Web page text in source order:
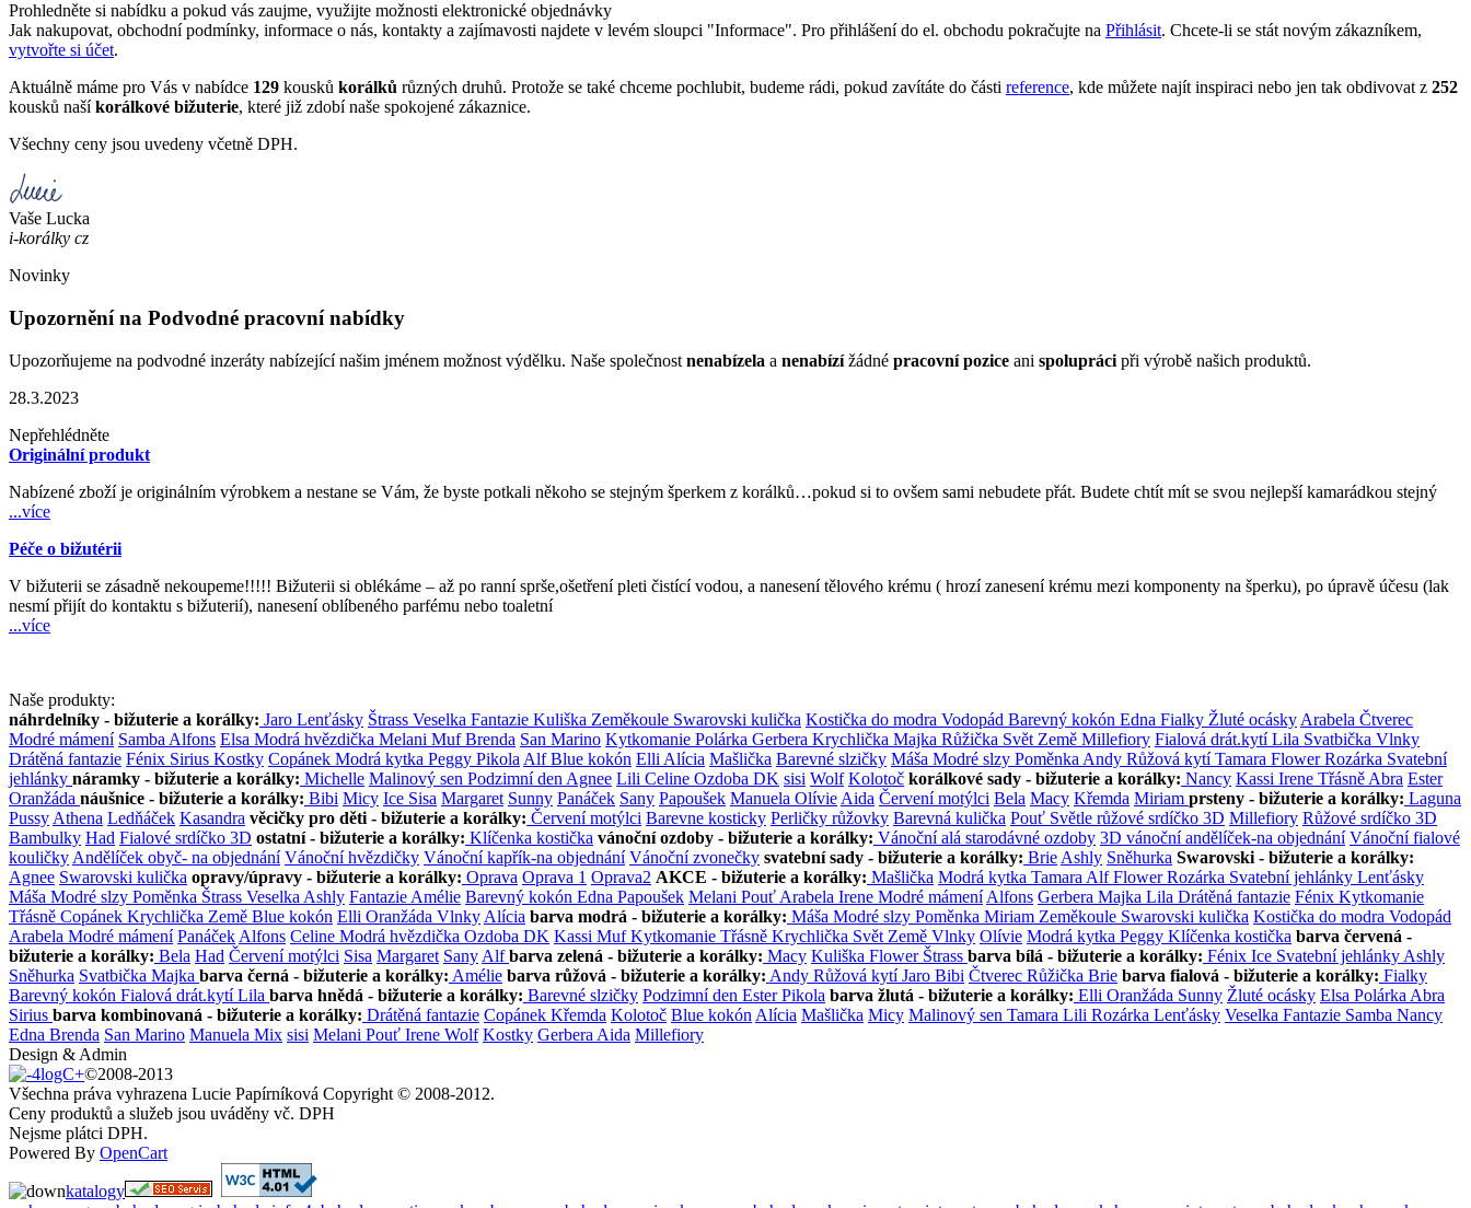
Prohledněte si nabídku a pokud vás zaujme, využijte možnosti elektronické objednávky
Jak nakupovat, obchodní podmínky, informace o nás, kontakty a zajímavosti najdete v levém sloupci "Informace". Pro přihlášení do el. obchodu pokračujte na Přihlásit. Chcete-li se stát novým zákazníkem,
vytvořte si účet.
Aktuálně máme pro Vás v nabídce 129 kousků korálků různých druhů. Protože se také chceme pochlubit, budeme rádi, pokud zavítáte do části reference, kde můžete najít inspiraci nebo jen tak obdivovat z 252
kousků našíkorálkové bižuterie, které již zdobí naše spokojené zákaznice.
Všechny ceny jsou uvedeny včetně DPH.
Vaše Lucka
i-korálky cz
Novinky
Upozornění na Podvodné pracovní nabídky
Upozorňujeme na podvodné inzeráty nabízející našim jménem možnost výdělku. Naše společnost nenabízela a nenabízížádné pracovní pozice ani spolupráci při výrobě našich produktů.
28.3.2023
Nepřehlédněte
Originální produkt
Nabízené zboží je originálním výrobkem a nestane se Vám, že byste potkali někoho se stejným šperkem z korálků…pokud si to ovšem sami nebudete přát. Budete chtít mít se svou nejlepší kamarádkou stejný
...více
Péče o bižutérii
V bižuterii se zásadně nekoupeme!!!!! Bižuterii si oblékáme – až po ranní sprše,ošetření pleti čistící vodou, a nanesení tělového krému ( hrozí zanesení krému mezi komponenty na šperku), po úpravě účesu (lak
nesmí přijít do kontaktu s bižuterií), nanesení oblíbeného parfému nebo toaletní
...více
Naše produkty:
náhrdelníky - bižuterie a korálky: Jaro Lenťásky Štrass Veselka Fantazie Kuliška Zeměkoule Swarovski kulička Kostička do modra Vodopád Barevný kokón Edna Fialky Žluté ocásky Arabela Čtverec
Modré mámení Samba Alfons Elsa Modrá hvězdička Melani MufBrenda San Marino Kytkomanie Polárka Gerbera Krychlička Majka Růžička Svět Země Millefiory Fialová drát.kytíLila Svatbička Vlnky
Drátěná fantazie Fénix Sirius Kostky Copánek Modrá kytka Peggy Pikola AlfBlue kokón Elli Alícia Mašlička Barevné slzičky Máša Modré slzy Poměnka Andy Růžová kytíTamara FlowerRozárka Svatební
jehlánky náramky - bižuterie a korálky: Michelle Malinový sen Podzimní den Agnee Lili Celine Ozdoba DK sisi Wolf Kolotoč korálkové sady - bižuterie a korálky: Nancy Kassi Irene Třásně Abra Ester
Oranžáda náušnice - bižuterie a korálky: Bibi Micy Ice Sisa Margaret Sunny Panáček Sany Papoušek Manuela Olívie Aida Červení motýlci Bela Macy Křemda Miriam prsteny - bižuterie a korálky: Laguna
Pussy Athena Ledňáček Kasandra věcičky pro děti - bižuterie a korálky: Červení motýlci Barevne kosticky Perličky růžovky Barevná kulička Pouť Světle růžové srdíčko 3D Millefiory Růžové srdíčko 3D
Bambulky Had Fialové srdíčko 3D ostatní - bižuterie a korálky: Klíčenka kostička vánoční ozdoby - bižuterie a korálky: Vánoční alá starodávné ozdoby 3D vánoční andělíček-na objednání Vánoční fialové
kouličky Andělíček obyč- na objednání Vánoční hvězdičky Vánoční kapřík-na objednání Vánoční zvonečky svatební sady - bižuterie a korálky: Brie Ashly Sněhurka Swarovski - bižuterie a korálky:
Agnee Swarovski kulička opravy/úpravy - bižuterie a korálky: Oprava Oprava 1 Oprava2 AKCE - bižuterie a korálky: Mašlička Modrá kytka Tamara AlfFlowerRozárka Svatební jehlánky Lenťásky
Máša Modré slzy Poměnka Štrass Veselka Ashly Fantazie Amélie Barevný kokón Edna Papoušek Melani Pouť Arabela Irene Modré mámení Alfons Gerbera Majka Lila Drátěná fantazie Fénix Kytkomanie
Třásně Copánek Krychlička Země Blue kokón Elli Oranžáda Vlnky Alícia barva modrá - bižuterie a korálky: Máša Modré slzy Poměnka Miriam Zeměkoule Swarovski kulička Kostička do modra Vodopád
Arabela Modré mámení Panáček Alfons Celine Modrá hvězdička Ozdoba DK Kassi MufKytkomanie Třásně Krychlička Svět Země Vlnky Olívie Modrá kytka Peggy Klíčenka kostička barva červená -
bižuterie a korálky: Bela Had Červení motýlci Sisa Margaret Sany Alfbarva zelená - bižuterie a korálky: Macy Kuliška Flower Štrass barva bílá - bižuterie a korálky: Fénix Ice Svatební jehlánky Ashly
Sněhurka Svatbička Majka barva černá - bižuterie a korálky: Amélie barva růžová - bižuterie a korálky: Andy Růžová kytíJaro Bibi Čtverec Růžička Brie barva fialová - bižuterie a korálky: Fialky
Barevný kokón Fialová drát.kytíLila barva hnědá - bižuterie a korálky: Barevné slzičky Podzimní den EsterPikola barva žlutá - bižuterie a korálky: Elli Oranžáda Sunny Žluté ocásky Elsa Polárka Abra
Sirius barva kombinovaná - bižuterie a korálky: Drátěná fantazie Copánek Křemda Kolotoč Blue kokón Alícia Mašlička Micy Malinový sen Tamara Lili Rozárka Lenťásky Veselka Fantazie Samba Nancy
Edna Brenda San Marino Manuela Mix sisi Melani Pouť Irene Wolf Kostky Gerbera Aida Millefiory
Design & Admin
©2008-2013
Všechna práva vyhrazena Lucie Papírníková Copyright © 2008-2012.
Ceny produktů a služeb jsou uváděny vč. DPH
Nejsme plátci DPH.
Powered By OpenCart
katalogy